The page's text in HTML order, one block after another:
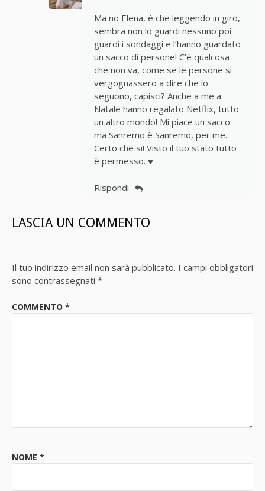
Ma no Elena, è che leggendo in giro,
sembra non lo guardi nessuno poi
guardi i sondaggi e l’hanno guardato
un sacco di persone! C’è qualcosa
che non va, come se le persone si
vergognassero a dire che lo
seguono, capisci? Anche a me a
Natale hanno regalato Netflix, tutto
un altro mondo! Mi piace un sacco
ma Sanremo è Sanremo, per me.
Certo che si! Visto il tuo stato tutto
è permesso. ♥
Rispondi
LASCIA UN COMMENTO
Il tuo indirizzo email non sarà pubblicato. I campi obbligatori
sono contrassegnati *
COMMENTO *
NOME *